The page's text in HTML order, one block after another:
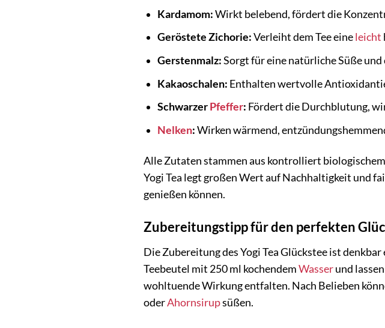
Kardamom:Wirkt belebend, fördert die
Geröstete Zichorie:Verleiht dem Tee eineleicht
Gerstenmalz:Sorgt für eine natürliche Süße
Kakaoschalen: Enthalten wertvolle
SchwarzerPfeffer: Fördert die Durchblutung,
Nelken:Wirken wärmend,
Alle Zutaten stammen aus kontrolliert
Yogi Tea legt großen Wert auf Nachhaltigkeit und
genießen können.
Zubereitungstipp für den perfekten
Die Zubereitung des Yogi Tea Glückstee ist
Teebeutel mit 250 ml kochendemWasserund
wohltuende Wirkung entfalten. Nach Belieben
oderAhornsirupsüßen.